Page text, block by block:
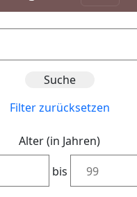
Filter zurücksetzen
Alter (in Jahren)
bis